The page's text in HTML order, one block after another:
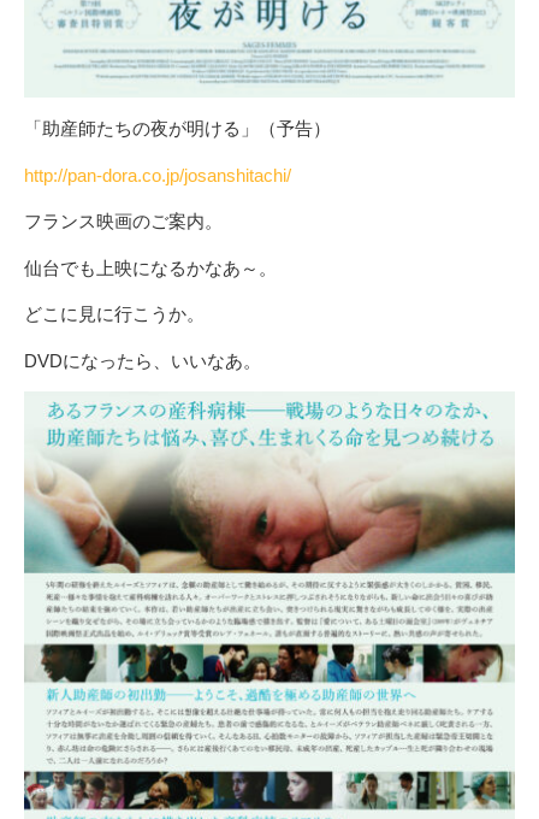
「助産師たちの夜が明ける」（予告）
http://pan-dora.co.jp/josanshitachi/
フランス映画のご案内。
仙台でも上映になるかなあ～。
どこに見に行こうか。
DVDになったら、いいなあ。